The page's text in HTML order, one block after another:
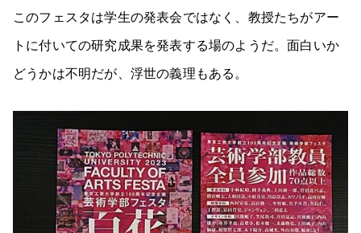
このフェスタは学生の発表会ではなく、教授たちがアー
トに付いての研究成果を発表する場のようだ。面白いか
どうかは不明だが、浮世の義理もある。